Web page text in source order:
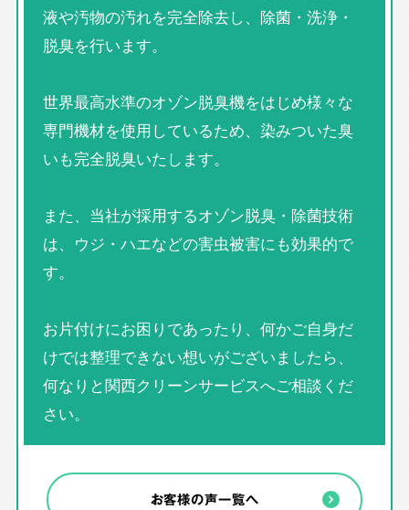
液や汚物の汚れを完全除去し、除菌・洗浄・
脱臭を行います。
世界最高水準のオゾン脱臭機をはじめ様々な
専門機材を使用しているため、染みついた臭
いも完全脱臭いたします。
また、当社が採用するオゾン脱臭・除菌技術
は、ウジ・ハエなどの害虫被害にも効果的で
す。
お片付けにお困りであったり、何かご自身だ
けでは整理できない想いがございましたら、
何なりと関西クリーンサービスへご相談くだ
さい。
お客様の声一覧へ